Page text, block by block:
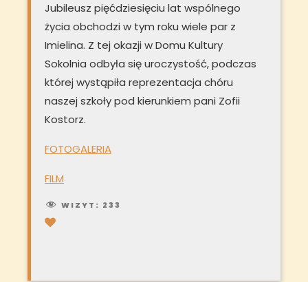
Jubileusz pięćdziesięciu lat wspólnego
życia obchodzi w tym roku wiele par z
Imielina. Z tej okazji w Domu Kultury
Sokolnia odbyła się uroczystość, podczas
której wystąpiła reprezentacja chóru
naszej szkoły pod kierunkiem pani Zofii
Kostorz.
FOTOGALERIA
FILM
WIZYT: 233